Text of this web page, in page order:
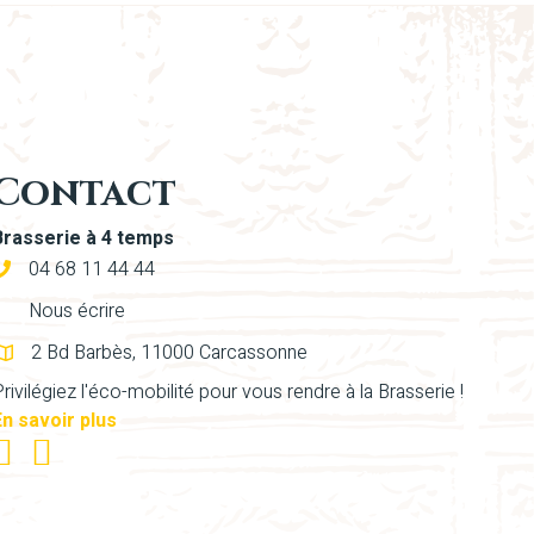
à 4 temps
04 68 11 44 44
Nous écrire
2 Bd Barbès, 11000 Carcassonne
l'éco-mobilité pour vous rendre à la Brasserie !
savoir plus